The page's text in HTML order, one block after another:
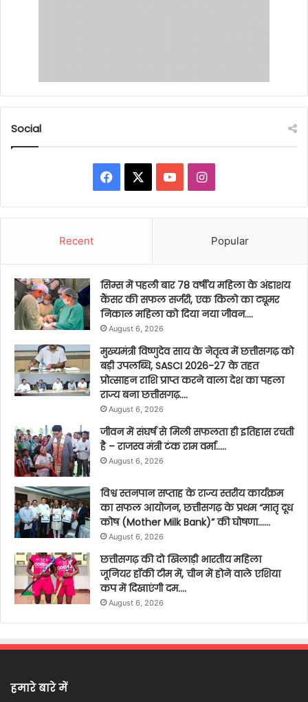
Social
Facebook YouTubeInstagram
Recent Popular
सिम्स में पहली बार 78 वर्षीय महिला के अंडाशय
कैंसर की सफल सर्जरी, एक किलो का ट्यूमर
निकाल महिला को दिया नया जीवन….
August 6, 2026
मुख्यमंत्री विष्णुदेव साय के नेतृत्व में छत्तीसगढ़ को
बड़ी उपलब्धि, SASCI 2026-27 के तहत
प्रोत्साहन राशि प्राप्त करने वाला देश का पहला
राज्य बना छत्तीसगढ़….
August 6, 2026
जीवन में संघर्ष से मिली सफलता ही इतिहास रचती
है – राजस्व मंत्री टंक राम वर्मा…..
August 6, 2026
विश्व स्तनपान सप्ताह के राज्य स्तरीय कार्यक्रम
का सफल आयोजन, छत्तीसगढ़ के प्रथम “मातृ दूध
कोष (Mother Milk Bank)” की घोषणा……
August 6, 2026
छत्तीसगढ़ की दो खिलाड़ी भारतीय महिला
जूनियर हॉकी टीम में, चीन में होने वाले एशिया
कप में दिखाएंगी दम….
August 6, 2026
हमारे बारे में